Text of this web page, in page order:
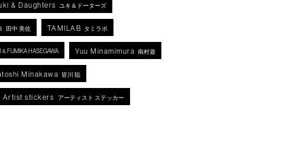
& Daughters ユキ＆ドーターズ
田中 美佐 TAMILAB タミラボ
& FUMIKA HASEGAWA Yuu Minamimura 南村遊
Minakawa 皆川 聡
Artist stickers アーティスト ステッカー